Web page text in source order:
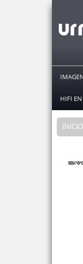
HIFI EN
INICIO